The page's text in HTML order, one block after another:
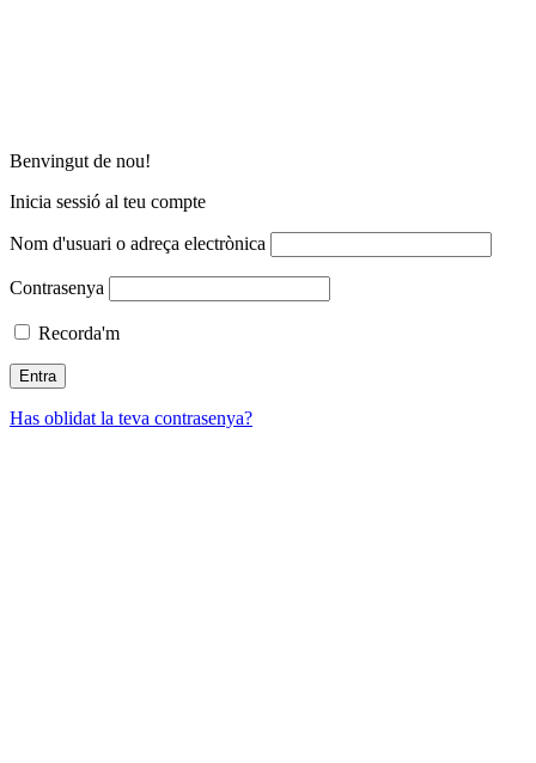
Benvingut de nou!
Inicia sessió al teu compte
Nom d'usuari o adreça electrònica
Contrasenya
Recorda'm
Has oblidat la teva contrasenya?